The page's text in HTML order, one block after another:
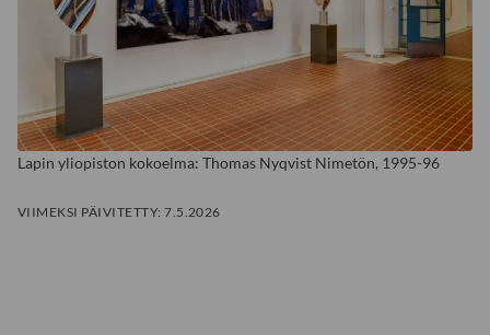
Lapin yliopiston kokoelma: Thomas Nyqvist Nimetön, 1995-96
VIIMEKSI PÄIVITETTY:7.5.2026